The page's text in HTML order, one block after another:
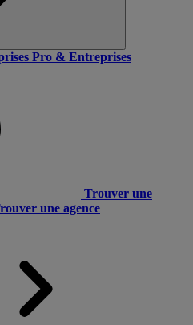
Pro & Entreprises
Trouver une
une agence